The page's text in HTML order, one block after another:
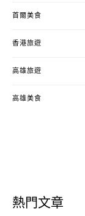
首爾美食
香港旅遊
高雄旅遊
高雄美食
熱門文章